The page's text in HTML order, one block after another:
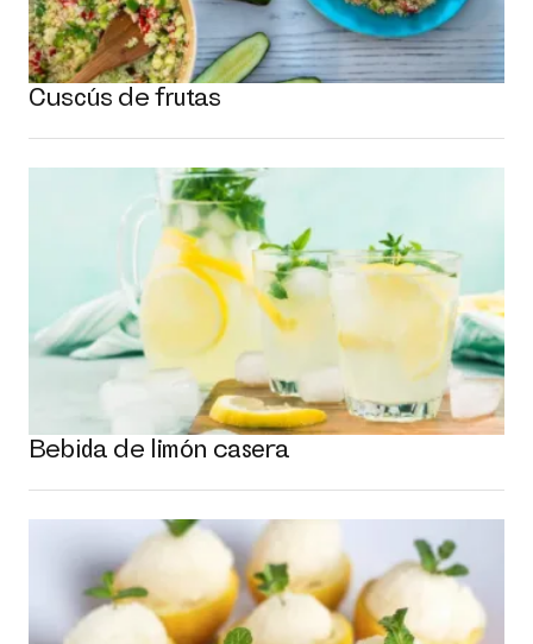
Cuscús de frutas
Bebida de limón casera